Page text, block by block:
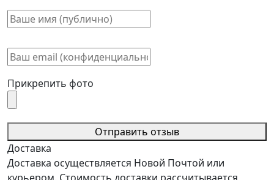
Прикрепить фото
Отправить отзыв
Доставка
Доставка осуществляется Новой Почтой или